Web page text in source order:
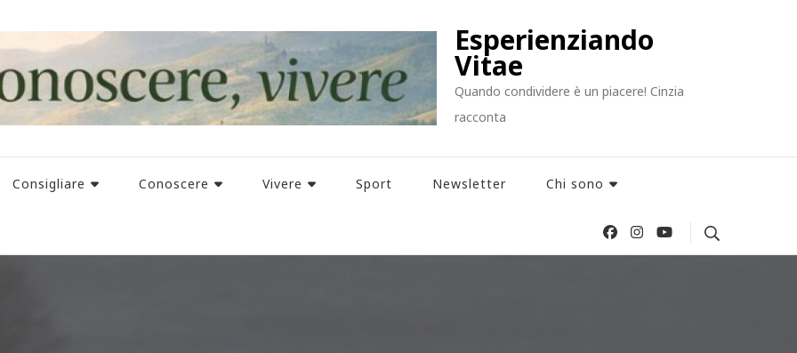
Esperienziando
Vitae
Quando condividere è un piacere! Cinzia
racconta
Consigliare Conoscere Vivere Sport Newsletter Chi sono